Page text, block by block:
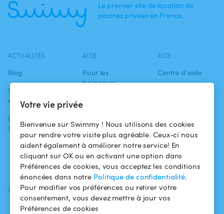
Votre vie privée
Bienvenue sur Swimmy ! Nous utilisons des cookies
pour rendre votre visite plus agréable. Ceux-ci nous
aident également à améliorer notre service! En
cliquant sur OK ou en activant une option dans
Préférences de cookies, vous acceptez les conditions
énoncées dans notre Politique de confidentialité.
Pour modifier vos préférences ou retirer votre
consentement, vous devez mettre à jour vos
Préférences de cookies
Le premier site de location de
piscines privées en France.
ACTUALITÉS
Blog
Swimmy dans les
médias
L'aventure
Swimmy
AIDE
Pour les
baigneurs
Louer ma piscine
Comment ça
marche ?
AIDE
Centre d'aide
confidentialité
Mentions légales
SUIVEZ-NOUS
Facebook
TÉLÉCHARGEZ L'APP